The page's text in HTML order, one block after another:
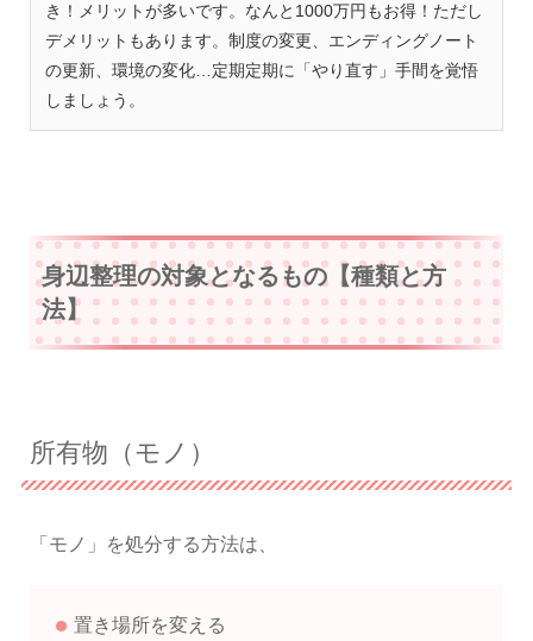
き！メリットが多いです。なんと1000万円もお得！ただし
デメリットもあります。制度の変更、エンディングノート
の更新、環境の変化…定期定期に「やり直す」手間を覚悟
しましょう。
身辺整理の対象となるもの【種類と方
法】
所有物（モノ）
「モノ」を処分する方法は、
置き場所を変える